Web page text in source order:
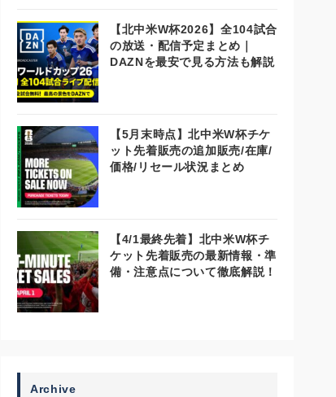
【北中米W杯2026】全104試合
の放送・配信予定まとめ｜
DAZNを最安で見る方法も解説
【5月末時点】北中米W杯チケ
ット先着販売の追加販売/在庫/
価格/リセール状況まとめ
【4/1最終先着】北中米W杯チ
ケット先着販売の最新情報・準
備・注意点について徹底解説！
Archive